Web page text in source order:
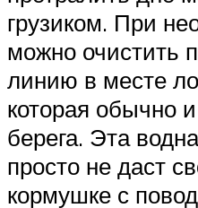
грузиком. При
можно очистить
линию в месте
которая обычно
берега. Эта
просто не даст
кормушке с